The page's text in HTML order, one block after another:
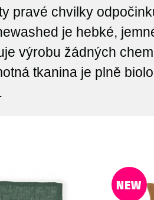
pravé chvilky
je hebké,
výrobu žádných
tkanina je plně
NEW